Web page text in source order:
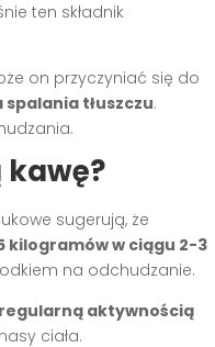
ten składnik
on przyczyniać się do
tłuszczu.
sugerują, że
kilogramów w ciągu 2-3
na odchudzanie.
aktywnością
ciała.